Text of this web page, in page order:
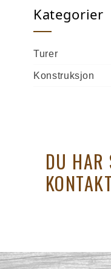
Kategorier
Turer
Konstruksjon
DU